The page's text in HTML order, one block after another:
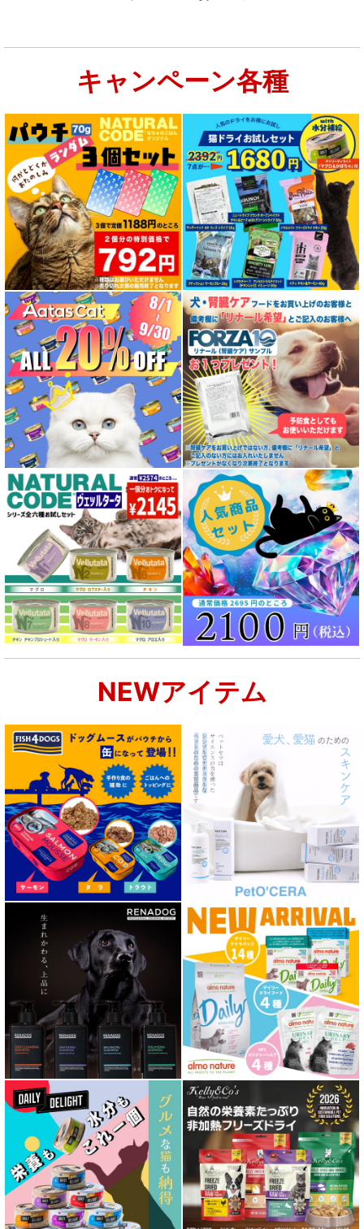
特集：大型犬＆多頭飼い用：セット＆大袋ドッグフード
特集 グリーントライプ（第４胃）とは
特集 フリーズドライ
特集 エアドライフード
特殊製法のドッグフード
特殊製法のキャットフード
全年齢対応 フード for DOG
パピー用 フード for DOG
成犬用 フード for DOG
シニア犬用フード for DOG
食物アレルギー対応 ドッグフード
腎臓ケア対応ドッグフード
肝臓ケア対応ドッグフード
肥満ケア対応 フード for DOG
泌尿器ケア対応 フード for DOG
胃腸ケア対応 フード for DOG
口腔内・喉ケア対応商品 犬用
心臓ケア対応ドッグフード
皮膚・被毛ケア対応 フード for DOG
低脂肪 ドライフード for DOG
特集 ドッグフードの涙やけ対策
特集 穀物不使用 ドッグフード（ドライ）
フリーズドライ ドッグフード
キャンペーン各種
NEWアイテム